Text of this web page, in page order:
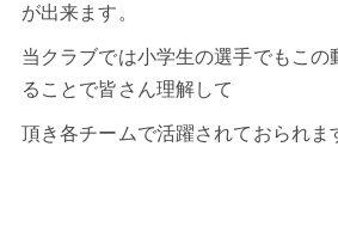
が出来ます。
当クラブでは小学生の選手でもこの
ることで皆さん理解して
頂き各チームで活躍されておられま